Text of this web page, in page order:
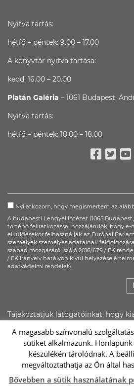
Nyitva tartás:
hétfő – péntek: 9.00 – 17.00
A könyvtár nyitva tartása:
kedd: 16.00 – 20.00
Platán Galéria – 1061 Budapest,
Nyitva tartás:
hétfő – péntek: 10.00 – 18.00
Nyilatkozom, hogy megismertem az
A budapesti Lengyel Intézet (1065
történő feliratkozással hozzájárulok, hogy
elküldésekor felhasználják az Európai
személyek személyes adatainak
szabad mozgásáról szóló 2016/679 / EK
/ EK irányelv hatályon kívül helyezése
adatvédelmi rendelet).
Tájékoztatjuk látogatóinkat, hogy
Lengyel Intézet saját felületein,
anyagaiban felhasználhatja.
A magasabb színvonalú
sütiket alkalmazunk.
készülékén tárolódnak. A
megváltoztathatja az Ön által
Bővebben a sütik használatának